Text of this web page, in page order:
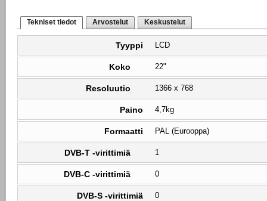
Tekniset tiedot Arvostelut Keskustelut
Tyyppi LCD
Koko 22"
Resoluutio 1366 x 768
Paino 4,7kg
Formaatti PAL (Eurooppa)
DVB-T -virittimiä 1
DVB-C -virittimiä 0
DVB-S -virittimiä 0